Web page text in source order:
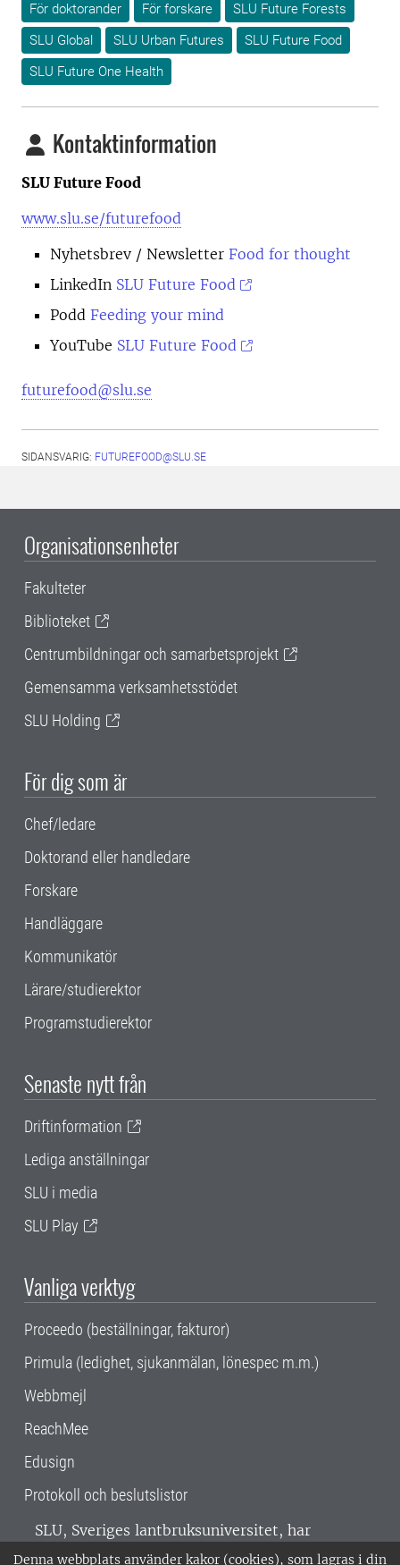
Denna webbplats använder kakor (cookies), som lagras i din
För doktorander För forskare
SLU Future Forests
SLU Global
SLU Urban Futures
SLU Future Food
SLU Future One Health
Kontaktinformation
SLU Future Food
www.slu.se/futurefood
Nyhetsbrev / Newsletter Food for thought
LinkedIn SLU Future Food
Podd Feeding your mind
YouTube SLU Future Food
futurefood@slu.se
SIDANSVARIG: FUTUREFOOD@SLU.SE
Organisationsenheter
Fakulteter
Biblioteket
Centrumbildningar och samarbetsprojekt
Gemensamma verksamhetsstödet
SLU Holding
För dig som är
Chef/ledare
Doktorand eller handledare
Forskare
Handläggare
Kommunikatör
Lärare/studierektor
Programstudierektor
Senaste nytt från
Driftinformation
Lediga anställningar
SLU i media
SLU Play
Vanliga verktyg
Proceedo (beställningar, fakturor)
Primula (ledighet, sjukanmälan, lönespec m.m.)
Webbmejl
ReachMee
Edusign
Protokoll och beslutslistor
SLU, Sveriges lantbruksuniversitet, har
verksamhet över hela Sverige. Huvudorter är